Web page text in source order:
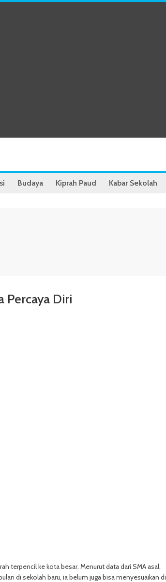
Budaya Kiprah Paud Kabar Sekolah
Percaya Diri
terpencil ke kota besar. Menurut data dari SMA asal,
di sekolah baru, ia belum juga bisa menyesuaikan